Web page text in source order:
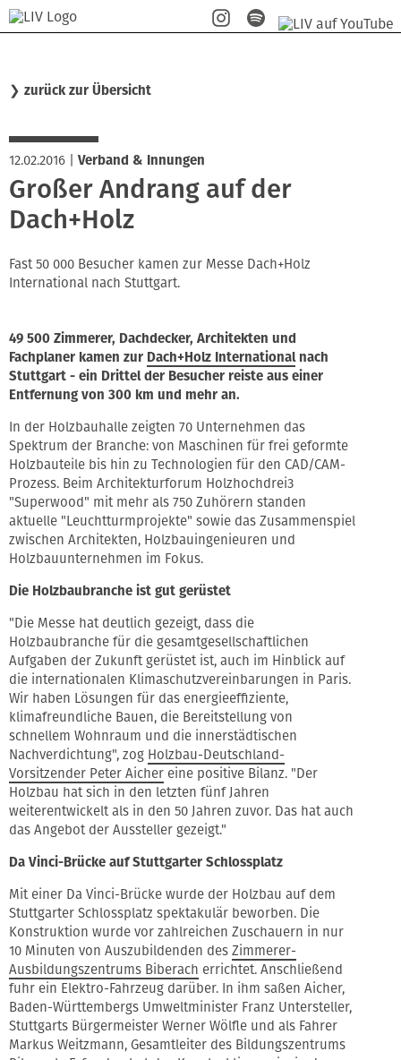
❯ zurück zur Übersicht
12.02.2016 Verband & Innungen
Großer Andrang auf der
Dach+Holz
Fast 50 000 Besucher kamen zur Messe Dach+Holz
International nach Stuttgart.
49 500 Zimmerer, Dachdecker, Architekten und
Fachplaner kamen zur Dach+Holz Internationalnach
Stuttgart - ein Drittel der Besucher reiste aus einer
Entfernung von 300 km und mehr an.
In der Holzbauhalle zeigten 70 Unternehmen das
Spektrum der Branche: von Maschinen für frei geformte
Holzbauteile bis hin zu Technologien für den CAD/CAM-
Prozess. Beim Architekturforum Holzhochdrei3
"Superwood" mit mehr als 750 Zuhörern standen
aktuelle "Leuchtturmprojekte" sowie das Zusammenspiel
zwischen Architekten, Holzbauingenieuren und
Holzbauunternehmen im Fokus.
Die Holzbaubranche ist gut gerüstet
"Die Messe hat deutlich gezeigt, dass die
Holzbaubranche für die gesamtgesellschaftlichen
Aufgaben der Zukunft gerüstet ist, auch im Hinblick auf
die internationalen Klimaschutzvereinbarungen in Paris.
Wir haben Lösungen für das energieeffiziente,
klimafreundliche Bauen, die Bereitstellung von
schnellem Wohnraum und die innerstädtischen
Nachverdichtung", zog Holzbau-Deutschland-
Vorsitzender Peter Aicher eine positive Bilanz. "Der
Holzbau hat sich in den letzten fünf Jahren
weiterentwickelt als in den 50 Jahren zuvor. Das hat auch
das Angebot der Aussteller gezeigt."
Da Vinci-Brücke auf Stuttgarter Schlossplatz
Mit einer Da Vinci-Brücke wurde der Holzbau auf dem
Stuttgarter Schlossplatz spektakulär beworben. Die
Konstruktion wurde vor zahlreichen Zuschauern in nur
10 Minuten von Auszubildenden des Zimmerer-
Ausbildungszentrums Biberach errichtet. Anschließend
fuhr ein Elektro-Fahrzeug darüber. In ihm saßen Aicher,
Baden-Württembergs Umweltminister Franz Untersteller,
Stuttgarts Bürgermeister Werner Wölfle und als Fahrer
Markus Weitzmann, Gesamtleiter des Bildungszentrums